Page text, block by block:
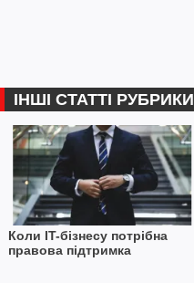
ІНШІ СТАТТІ РУБРИКИ
Коли IT-бізнесу потрібна
правова підтримка